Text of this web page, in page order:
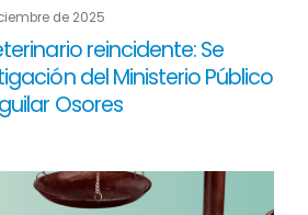
de 2025
reincidente: Se
del Ministerio Público
Osores